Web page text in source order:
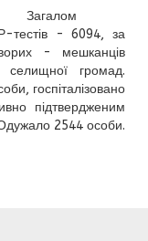
Загалом
тестів - 6094, за
- мешканців
селищної громад.
госпіталізовано
підтвердженим
2544 особи.